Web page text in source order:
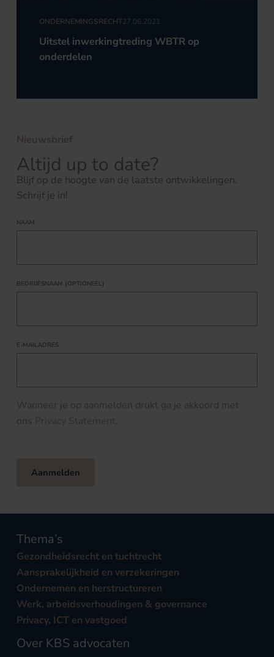
ONDERNEMINGSRECHT27.06.2021
Uitstel inwerkingtreding WBTR op
onderdelen
Nieuwsbrief
Altijd up to date?
Blijf op de hoogte van de laatste ontwikkelingen.
Schrijf je in!
NAAM
BEDRIJFSNAAM (OPTIONEEL)
E-MAILADRES
Wanneer je op aanmelden drukt ga je akkoord met
ons Privacy Statement.
Aanmelden
Thema’s
Gezondheidsrecht en tuchtrecht
Aansprakelijkheid en verzekeringen
Ondernemen en herstructureren
Werk, arbeidsverhoudingen & governance
Privacy, ICT en vastgoed
Over KBS advocaten